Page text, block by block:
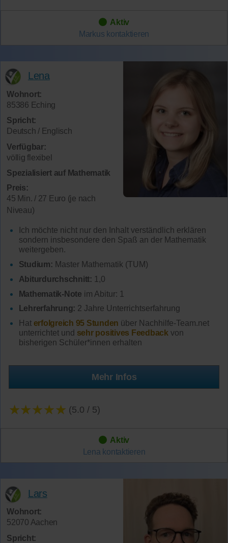
Aktiv
Markus kontaktieren
Lena
Wohnort:
85386 Eching
Spricht:
Deutsch / Englisch
Verfügbar:
völlig flexibel
Spezialisiert auf Mathematik
Preis:
45 Min. / 27 Euro (je nach
Niveau)
Ich möchte nicht nur den Inhalt verständlich erklären
sondern insbesondere den Spaß an der Mathematik
weitergeben.
Studium: Master Mathematik (TUM)
Abiturdurchschnitt: 1,0
Mathematik-Note im Abitur: 1
Lehrerfahrung: 2 Jahre Unterrichtserfahrung
Hat erfolgreich 95 Stunden über Nachhilfe-Team.net
unterrichtet und sehr positives Feedback von
bisherigen Schüler*innen erhalten
Mehr Infos
★★★★★ (5.0 / 5)
Aktiv
Lena kontaktieren
Lars
Wohnort:
52070 Aachen
Spricht: